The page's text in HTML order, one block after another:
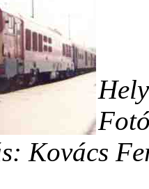
Kovács